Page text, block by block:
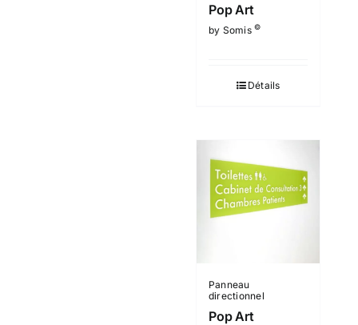
Pop Art
by Somis©
Détails
Panneau
directionnel
Pop Art